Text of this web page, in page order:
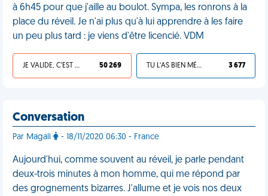
à 6h45 pour que j'aille au boulot. Sympa, les ronrons à la
place du réveil. Je n'ai plus qu'à lui apprendre à les faire
un peu plus tard : je viens d'être licencié. VDM
JE VALIDE, C'EST UNE VDM 50 269 TU L'AS BIEN MÉRITÉ 3 677
Conversation
Par Magali - 18/11/2020 06:30 - France
Aujourd'hui, comme souvent au réveil, je parle pendant
deux-trois minutes à mon homme, qui me répond par
des grognements bizarres. J'allume et je vois nos deux